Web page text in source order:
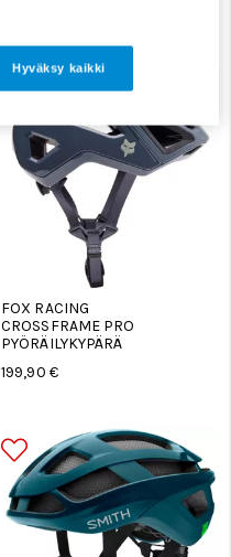
FOX RACING
CROSSFRAME PRO
PYÖRÄILYKYPÄRÄ
199,90 €
Hyväksy kaikki